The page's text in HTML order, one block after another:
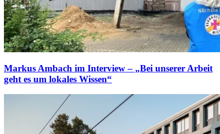
Markus Ambach im Interview – „Bei unserer Arbeit
geht es um lokales Wissen“